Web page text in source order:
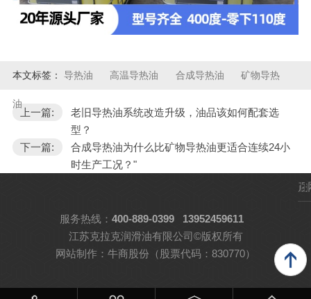
本文标签： 导热油 高温导热油 合成导热油 矿物导热
油
上一篇:
老旧导热油系统改造升级，油品该如何配套选
型？
下一篇:
合成导热油为什么比矿物导热油更适合连续24小
时生产工况？"
产
心
服务热线： 400-889-0399
13952459611
江苏克拉克润滑油有限公司©版权所有
网站制作： 牛商股份 （股票代码：830770）